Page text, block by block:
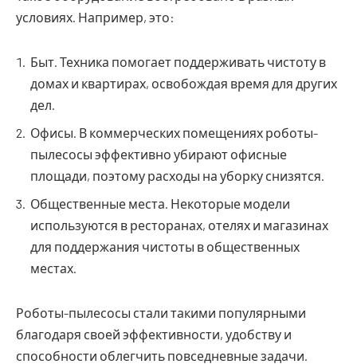
условиях. Например, это:
Быт. Техника помогает поддерживать чистоту в
домах и квартирах, освобождая время для других
дел.
Офисы. В коммерческих помещениях роботы-
пылесосы эффективно убирают офисные
площади, поэтому расходы на уборку снизятся.
Общественные места. Некоторые модели
используются в ресторанах, отелях и магазинах
для поддержания чистоты в общественных
местах.
Роботы-пылесосы стали такими популярными
благодаря своей эффективности, удобству и
способности облегчить повседневные задачи.